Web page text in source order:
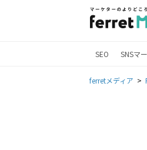
SEO SNSマ
ferretメディア